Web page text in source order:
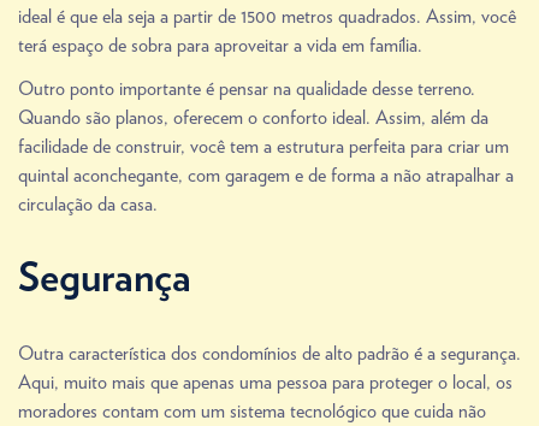
ideal é que ela seja a partir de 1500 metros quadrados. Assim, você
terá espaço de sobra para aproveitar a vida em família.
Outro ponto importante é pensar na qualidade desse terreno.
Quando são planos, oferecem o conforto ideal. Assim, além da
facilidade de construir, você tem a estrutura perfeita para criar um
quintal aconchegante, com garagem e de forma a não atrapalhar a
circulação da casa.
Segurança
Outra característica dos condomínios de alto padrão é a segurança.
Aqui, muito mais que apenas uma pessoa para proteger o local, os
moradores contam com um sistema tecnológico que cuida não